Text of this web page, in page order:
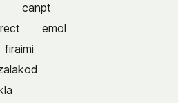
canpt
emol